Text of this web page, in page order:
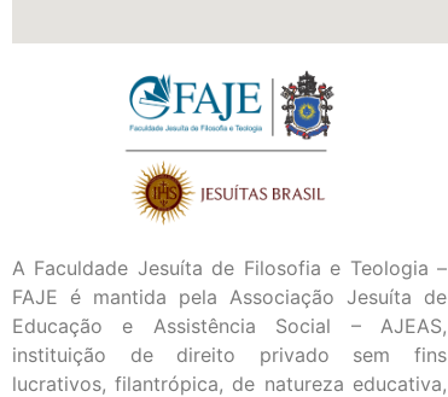
A Faculdade Jesuíta de Filosofia e Teologia –
FAJE é mantida pela Associação Jesuíta de
Educação e Assistência Social – AJEAS,
instituição de direito privado sem fins
lucrativos, filantrópica, de natureza educativa,